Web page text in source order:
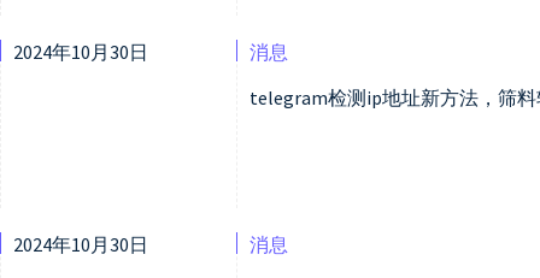
2024年10月30日
消息
telegram检测ip地址新方法，筛
2024年10月30日
消息